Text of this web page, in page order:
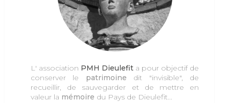
L' association PMH Dieulefit a pour objectif de
conserver le patrimoine dit "invisible", de
recueillir, de sauvegarder et de mettre en
valeur la mémoire du Pays de Dieulefit...